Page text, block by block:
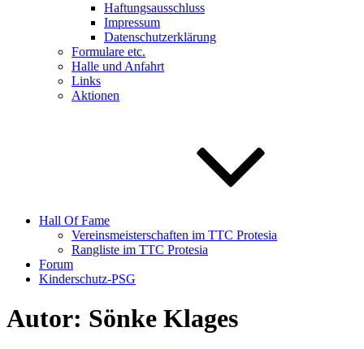
Haftungsausschluss
Impressum
Datenschutzerklärung
Formulare etc.
Halle und Anfahrt
Links
Aktionen
Hall Of Fame
Vereinsmeisterschaften im TTC Protesia
Rangliste im TTC Protesia
Forum
Kinderschutz-PSG
Autor: Sönke Klages